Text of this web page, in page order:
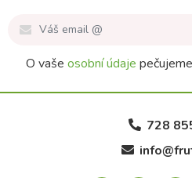
O vaše osobní údaje
728